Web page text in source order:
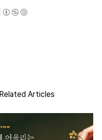
Related Articles